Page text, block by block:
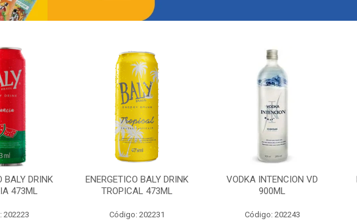
BALY DRINK
473ML
202223
ENERGETICO BALY DRINK
TROPICAL 473ML
Código: 202231
VODKA INTENCION VD
900ML
Código: 202243